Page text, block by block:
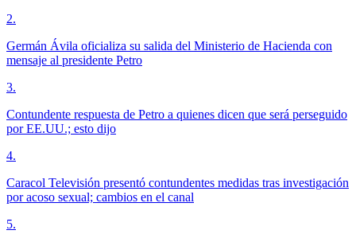
2.
Germán Ávila oficializa su salida del Ministerio de Hacienda con
mensaje al presidente Petro
3.
Contundente respuesta de Petro a quienes dicen que será perseguido
por EE.UU.; esto dijo
4.
Caracol Televisión presentó contundentes medidas tras investigación
por acoso sexual; cambios en el canal
5.